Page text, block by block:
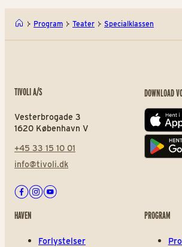
Program Teater Specialklassen
TIVOLI A/S
Vesterbrogade 3
1620 København V
+45 33 15 10 01
info@tivoli.dk
Facebook
Instagram
Youtube
DOWNLOAD
App
Play
HAVEN
Forlystelser
PROGRAM